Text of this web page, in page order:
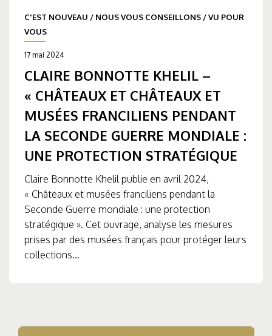
C'EST NOUVEAU / NOUS VOUS CONSEILLONS /VU POUR
VOUS
17 mai 2024
CLAIRE BONNOTTE KHELIL –
« CHÂTEAUX ET CHÂTEAUX ET
MUSÉES FRANCILIENS PENDANT
LA SECONDE GUERRE MONDIALE :
UNE PROTECTION STRATÉGIQUE
Claire Bonnotte Khelil publie en avril 2024,
« Châteaux et musées franciliens pendant la
Seconde Guerre mondiale : une protection
stratégique ». Cet ouvrage, analyse les mesures
prises par des musées français pour protéger leurs
collections...